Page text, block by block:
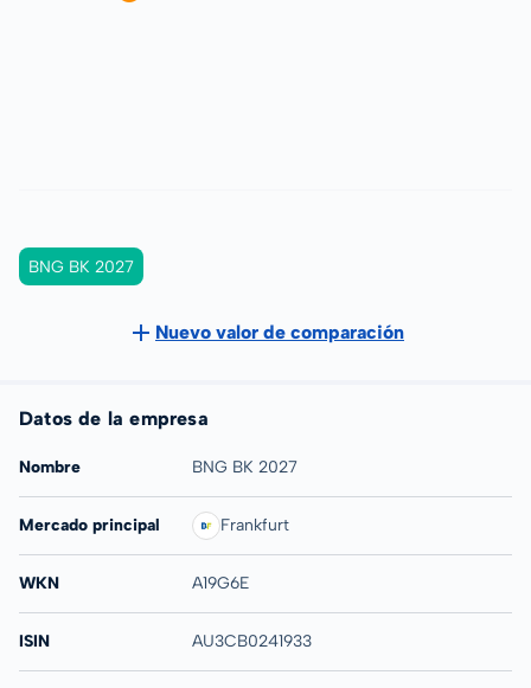
BNG BK 2027
Nuevo valor de comparación
Datos de la empresa
Nombre BNG BK 2027
Mercado principal Frankfurt
WKN A19G6E
ISIN AU3CB0241933